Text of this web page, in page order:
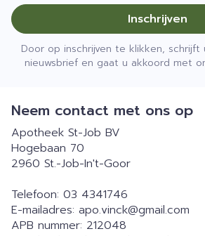
Inschrijven
Door op inschrijven te klikken, schrijft
nieuwsbrief en gaat u akkoord met
Neem contact met ons op
Apotheek St-Job BV
Hogebaan 70
2960 St.-Job-In't-Goor
Telefoon: 03 4341746
E-mailadres: apo.vinck@gmail.com
APB nummer: 212048